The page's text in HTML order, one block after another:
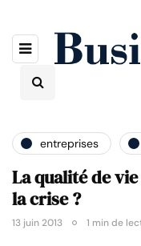
entreprises
La qualité de
la crise ?
13 juin 2013 1 min de